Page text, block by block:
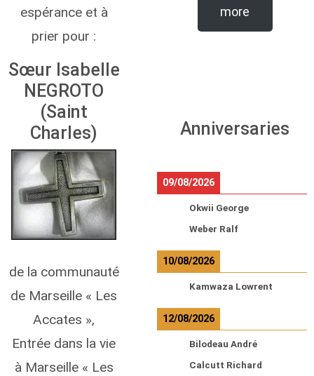
espérance et à
prier pour :
Sœur Isabelle
NEGROTO
(Saint
Charles)
de la communauté
de Marseille « Les
Accates »,
Entrée dans la vie
à Marseille « Les
more
Anniversaries
09/08/2026
Okwii George
Weber Ralf
10/08/2026
Kamwaza Lowrent
12/08/2026
Bilodeau André
Calcutt Richard